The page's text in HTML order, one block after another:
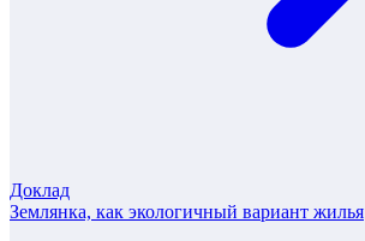
Доклад
Землянка, как экологичный вариант жилья